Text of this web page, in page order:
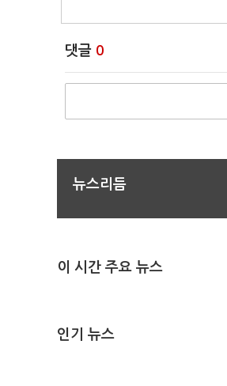
댓글 0
뉴스리듬
이 시간 주요 뉴스
인기 뉴스